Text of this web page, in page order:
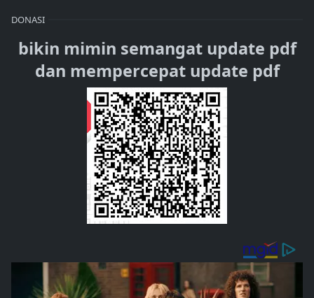
DONASI
bikin mimin semangat update pdf
dan mempercepat update pdf